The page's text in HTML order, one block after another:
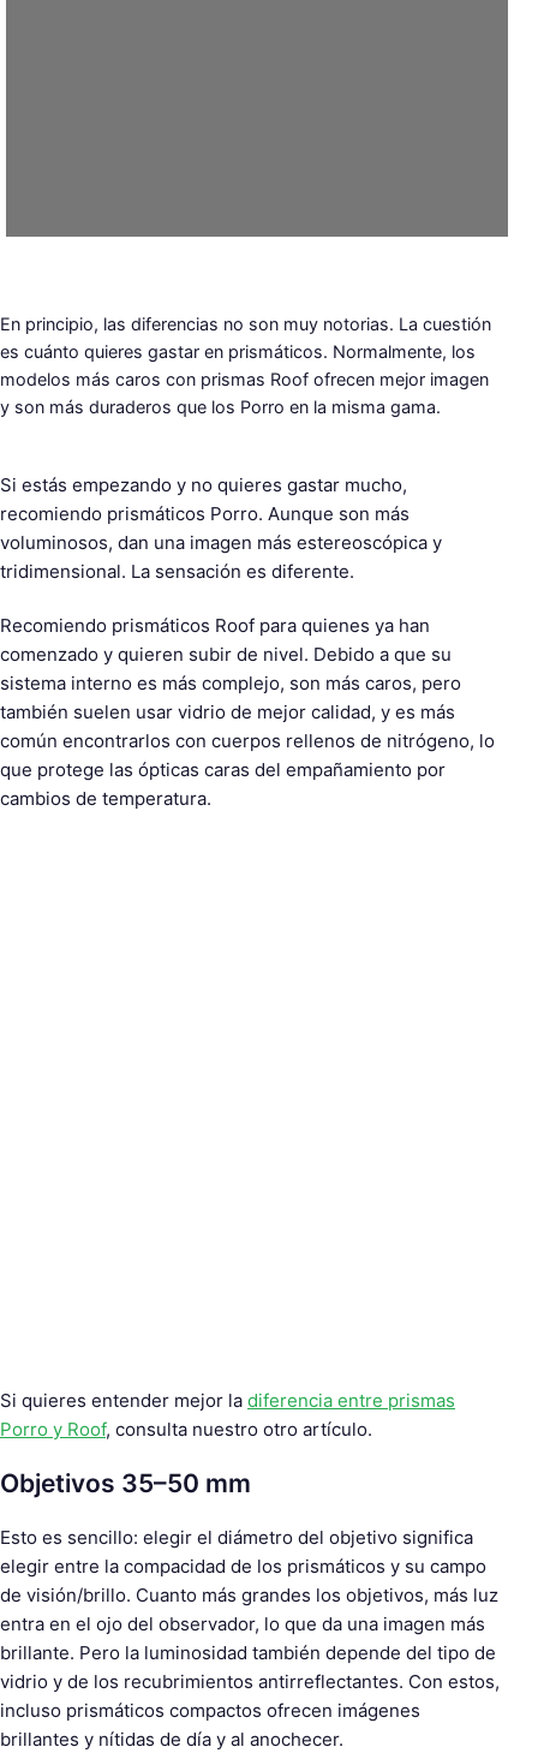
En principio, las diferencias no son muy notorias. La cuestión
es cuánto quieres gastar en prismáticos. Normalmente, los
modelos más caros con prismas Roof ofrecen mejor imagen
y son más duraderos que los Porro en la misma gama.
Si estás empezando y no quieres gastar mucho,
recomiendo prismáticos Porro. Aunque son más
voluminosos, dan una imagen más estereoscópica y
tridimensional. La sensación es diferente.
Recomiendo prismáticos Roof para quienes ya han
comenzado y quieren subir de nivel. Debido a que su
sistema interno es más complejo, son más caros, pero
también suelen usar vidrio de mejor calidad, y es más
común encontrarlos con cuerpos rellenos de nitrógeno, lo
que protege las ópticas caras del empañamiento por
cambios de temperatura.
Si quieres entender mejor la diferencia entre prismas
Porro y Roof, consulta nuestro otro artículo.
Objetivos 35–50 mm
Esto es sencillo: elegir el diámetro del objetivo significa
elegir entre la compacidad de los prismáticos y su campo
de visión/brillo. Cuanto más grandes los objetivos, más luz
entra en el ojo del observador, lo que da una imagen más
brillante. Pero la luminosidad también depende del tipo de
vidrio y de los recubrimientos antirreflectantes. Con estos,
incluso prismáticos compactos ofrecen imágenes
brillantes y nítidas de día y al anochecer.